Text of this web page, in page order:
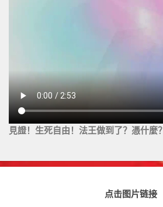
見證！生死自由！法王做到了？憑什麼？
点击图片链接